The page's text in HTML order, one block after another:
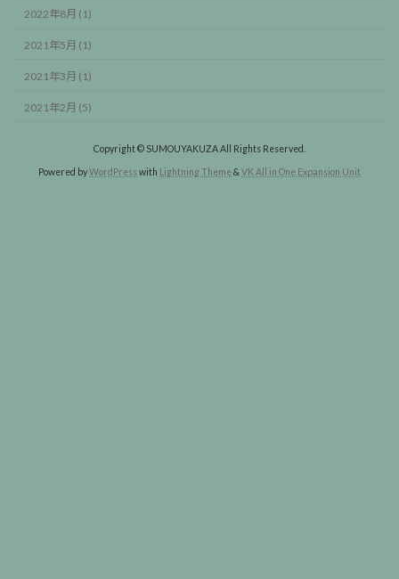
2022年8月 (1)
2021年5月 (1)
2021年3月 (1)
2021年2月 (5)
Copyright © SUMOUYAKUZA All Rights Reserved.
Powered byWordPresswith Lightning Theme& VK All in One Expansion Unit